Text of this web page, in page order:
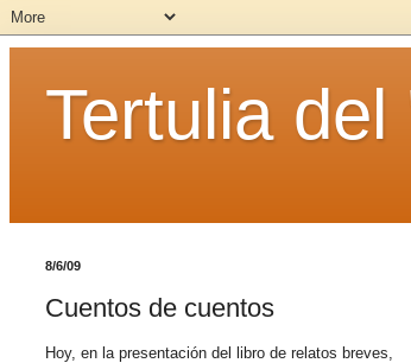
Tertulia
8/6/09
Cuentos de cuentos
Hoy, en la presentación del libro de relatos breves,